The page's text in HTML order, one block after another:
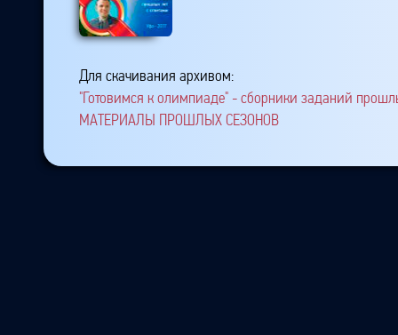
Для скачивания архивом:
"Готовимся к олимпиаде" - сборники заданий
МАТЕРИАЛЫ ПРОШЛЫХ СЕЗОНОВ